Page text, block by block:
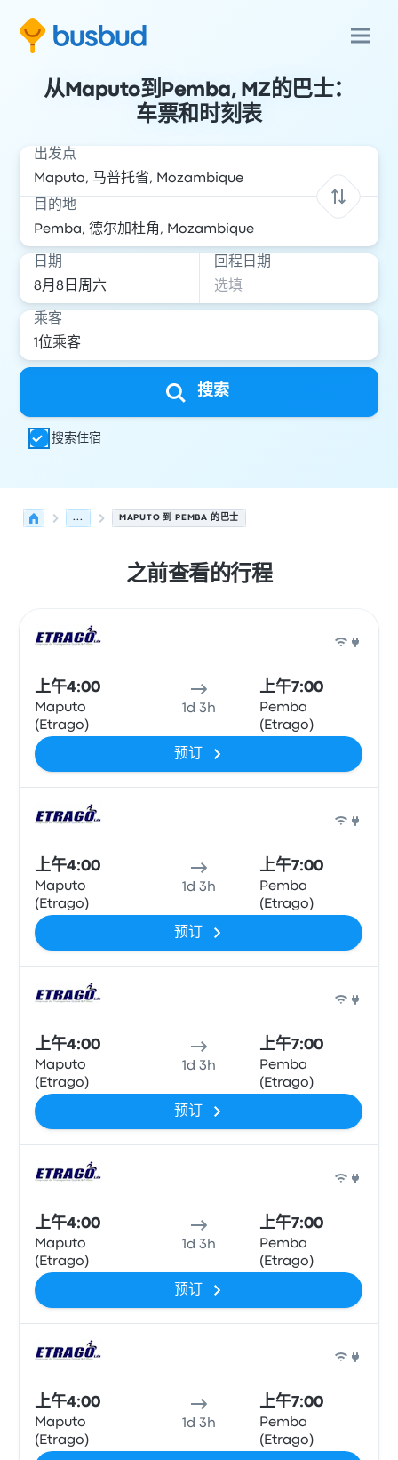
从Maputo到Pemba, MZ的巴士：
车票和时刻表
出发点
目的地
日期 回程日期
乘客
搜索
搜索住宿
... MAPUTO 到 PEMBA 的巴士
之前查看的行程
上午4:00
Maputo
(Etrago)
1d 3h
上午7:00
Pemba
(Etrago)
预订
上午4:00
Maputo
(Etrago)
1d 3h
上午7:00
Pemba
(Etrago)
预订
上午4:00
Maputo
(Etrago)
1d 3h
上午7:00
Pemba
(Etrago)
预订
上午4:00
Maputo
(Etrago)
1d 3h
上午7:00
Pemba
(Etrago)
预订
上午4:00
Maputo
(Etrago)
1d 3h
上午7:00
Pemba
(Etrago)